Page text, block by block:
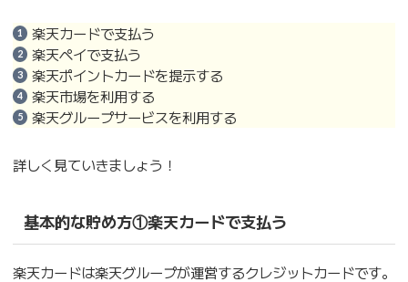
楽天カードで支払う
楽天ペイで支払う
楽天ポイントカードを提示する
楽天市場を利用する
楽天グループサービスを利用する
詳しく見ていきましょう！
基本的な貯め方①楽天カードで支払う
楽天カードは楽天グループが運営するクレジットカードです。